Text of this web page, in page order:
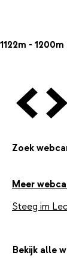
1122m - 1200m
Vorige
Zoek
Meer
Steeg im
Bekijk alle